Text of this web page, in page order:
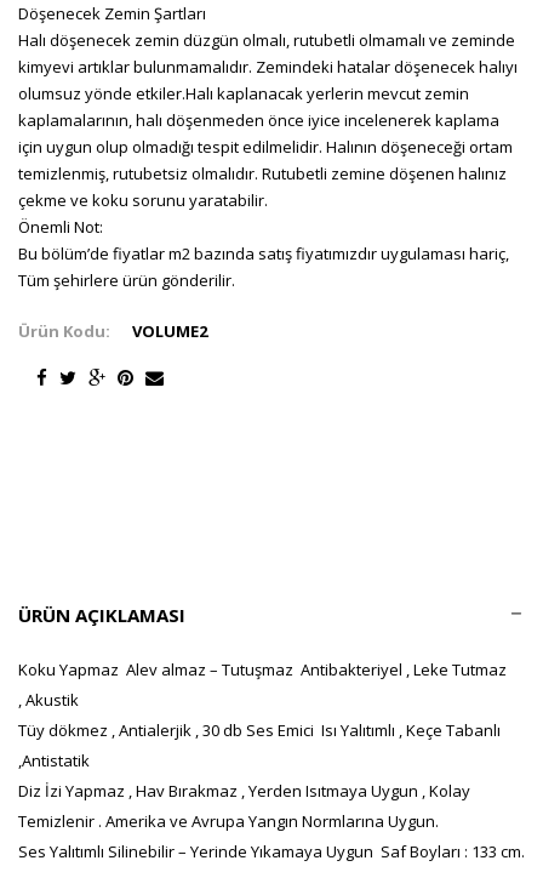
Döşenecek Zemin Şartları
Halı döşenecek zemin düzgün olmalı, rutubetli olmamalı ve zeminde
kimyevi artıklar bulunmamalıdır. Zemindeki hatalar döşenecek halıyı
olumsuz yönde etkiler.Halı kaplanacak yerlerin mevcut zemin
kaplamalarının, halı döşenmeden önce iyice incelenerek kaplama
için uygun olup olmadığı tespit edilmelidir. Halının döşeneceği ortam
temizlenmiş, rutubetsiz olmalıdır. Rutubetli zemine döşenen halınız
çekme ve koku sorunu yaratabilir.
Önemli Not:
Bu bölüm’de fiyatlar m2 bazında satış fiyatımızdır uygulaması hariç,
Tüm şehirlere ürün gönderilir.
Ürün Kodu: VOLUME2
ÜRÜN AÇIKLAMASI
Koku Yapmaz Alev almaz – Tutuşmaz Antibakteriyel , Leke Tutmaz
, Akustik
Tüy dökmez , Antialerjik , 30 db Ses Emici Isı Yalıtımlı , Keçe Tabanlı
,Antistatik
Diz İzi Yapmaz , Hav Bırakmaz , Yerden Isıtmaya Uygun , Kolay
Temizlenir . Amerika ve Avrupa Yangın Normlarına Uygun.
Ses Yalıtımlı Silinebilir – Yerinde Yıkamaya Uygun Saf Boyları : 133 cm.